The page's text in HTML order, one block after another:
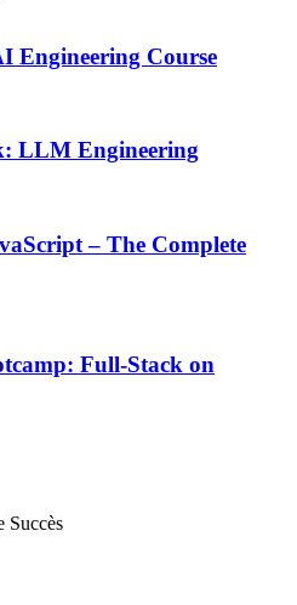
Engineering Course
LLM Engineering
– The Complete
Full-Stack on
Succès